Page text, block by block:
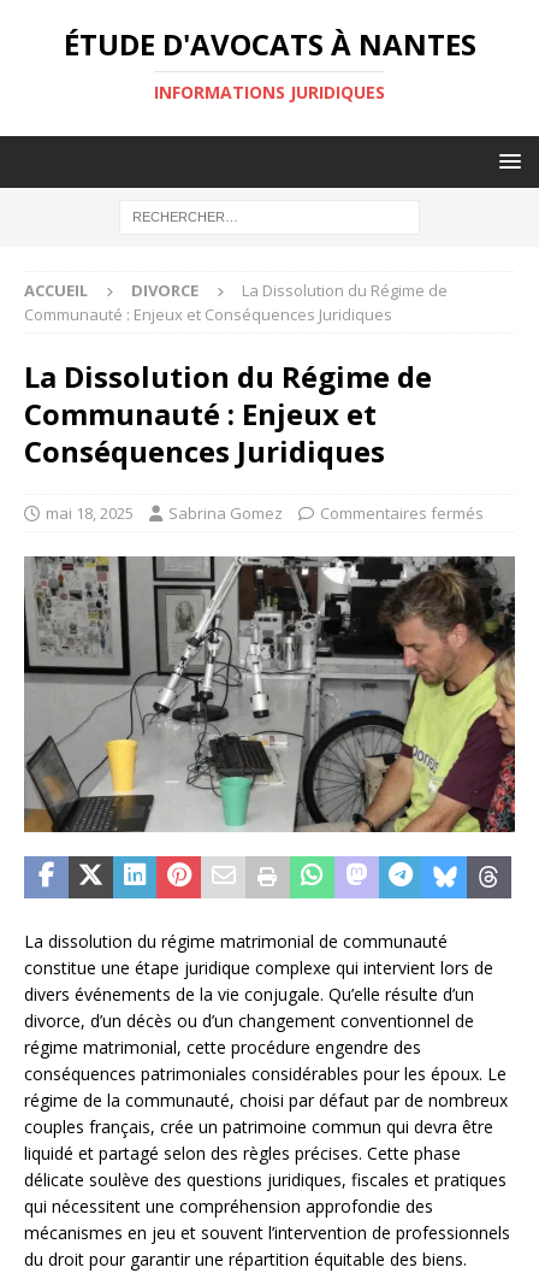
ÉTUDE D'AVOCATS À NANTES
INFORMATIONS JURIDIQUES
ACCUEIL DIVORCE
La Dissolution du Régime de
Communauté : Enjeux et Conséquences Juridiques
La Dissolution du Régime de
Communauté : Enjeux et
Conséquences Juridiques
mai 18, 2025 Sabrina Gomez Commentaires fermés
La dissolution du régime matrimonial de communauté
constitue une étape juridique complexe qui intervient lors de
divers événements de la vie conjugale. Qu’elle résulte d’un
divorce, d’un décès ou d’un changement conventionnel de
régime matrimonial, cette procédure engendre des
conséquences patrimoniales considérables pour les époux. Le
régime de la communauté, choisi par défaut par de nombreux
couples français, crée un patrimoine commun qui devra être
liquidé et partagé selon des règles précises. Cette phase
délicate soulève des questions juridiques, fiscales et pratiques
qui nécessitent une compréhension approfondie des
mécanismes en jeu et souvent l’intervention de professionnels
du droit pour garantir une répartition équitable des biens.